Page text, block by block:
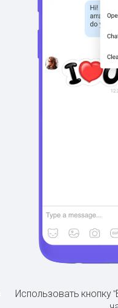
Использовать кнопку